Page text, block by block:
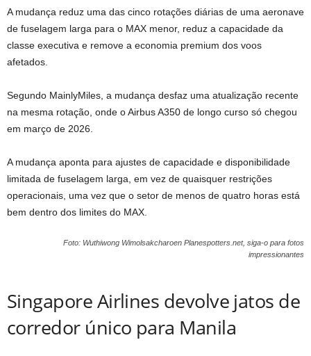
A mudança reduz uma das cinco rotações diárias de uma aeronave
de fuselagem larga para o MAX menor, reduz a capacidade da
classe executiva e remove a economia premium dos voos
afetados.
Segundo MainlyMiles, a mudança desfaz uma atualização recente
na mesma rotação, onde o Airbus A350 de longo curso só chegou
em março de 2026.
A mudança aponta para ajustes de capacidade e disponibilidade
limitada de fuselagem larga, em vez de quaisquer restrições
operacionais, uma vez que o setor de menos de quatro horas está
bem dentro dos limites do MAX.
Foto: Wuthiwong Wimolsakcharoen Planespotters.net, siga-o para fotos
impressionantes
Singapore Airlines devolve jatos de
corredor único para Manila